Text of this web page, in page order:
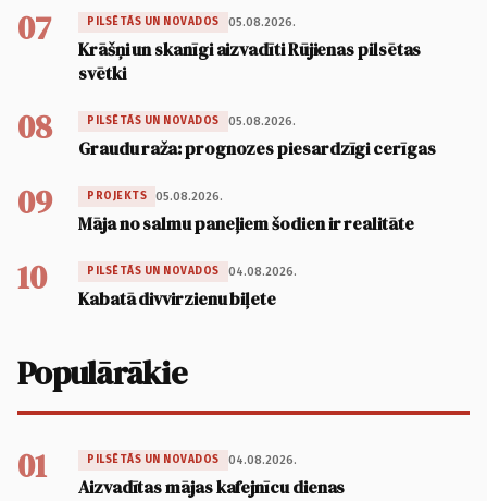
07 PILSĒTĀS UN NOVADOS 05.08.2026.
Krāšņi un skanīgi aizvadīti Rūjienas pilsētas
svētki
08 PILSĒTĀS UN NOVADOS 05.08.2026.
Graudu raža: prognozes piesardzīgi cerīgas
09 PROJEKTS 05.08.2026.
Māja no salmu paneļiem šodien ir realitāte
10 PILSĒTĀS UN NOVADOS 04.08.2026.
Kabatā divvirzienu biļete
Populārākie
01 PILSĒTĀS UN NOVADOS 04.08.2026.
Aizvadītas mājas kafejnīcu dienas